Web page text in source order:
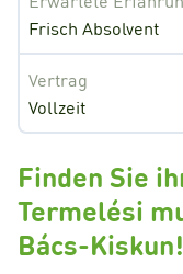
Frisch Absolvent
Vertrag
Vollzeit
Finden Sie
Termelési
Bács-Kiskun!